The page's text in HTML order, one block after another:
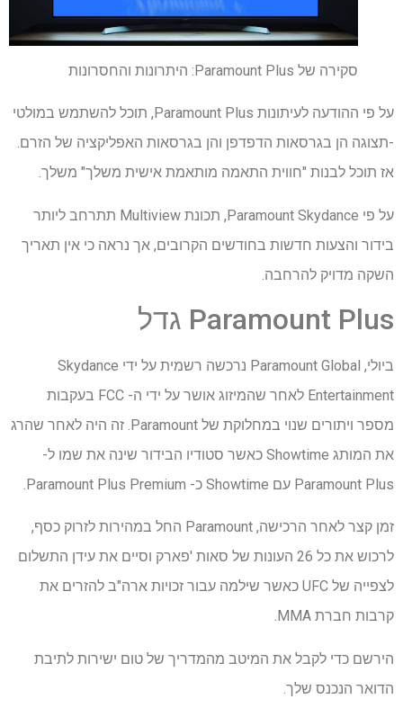
סקירה של Paramount Plus: היתרונות והחסרונות
על פי ההודעה לעיתונות Paramount Plus, תוכל להשתמש במולטי
-תצוגה הן בגרסאות הדפדפן והן בגרסאות האפליקציה של הזרם.
אז תוכל לבנות "חווית התאמה מותאמת אישית משלך" משלך.
על פי Paramount Skydance, תכונת Multiview תתרחב ליותר
בידור והצעות חדשות בחודשים הקרובים, אך נראה כי אין תאריך
השקה מדויק להרחבה.
Paramount Plus גדל
ביולי, Paramount Global נרכשה רשמית על ידי Skydance
Entertainment לאחר שהמיזוג אושר על ידי ה- FCC בעקבות
מספר ויתורים שנוי במחלוקת של Paramount. זה היה לאחר שהרג
את המותג Showtime כאשר סטודיו הבידור שינה את שמו ל-
Paramount Plus עם Showtime כ- Paramount Plus Premium.
זמן קצר לאחר הרכישה, Paramount החל במהירות לזרוק כסף,
לרכוש את כל 26 העונות של סאות 'פארק וסיים את עידן התשלום
לצפייה של UFC כאשר שילמה עבור זכויות ארה"ב להזרים את
קרבות חברת MMA.
הירשם כדי לקבל את המיטב מהמדריך של טום ישירות לתיבת
הדואר הנכנס שלך.